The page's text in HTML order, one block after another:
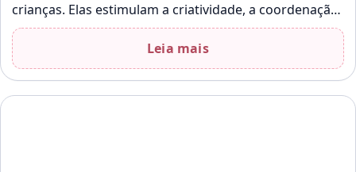
crianças. Elas estimulam a criatividade, a coordenação
e o raciocínio lógico. Este material em…
Leia mais